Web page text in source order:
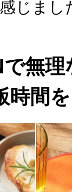
じまし
で無
時間を